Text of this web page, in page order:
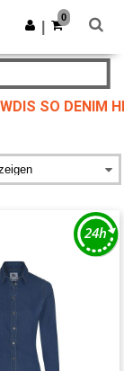
App holen
0
SO DENIM